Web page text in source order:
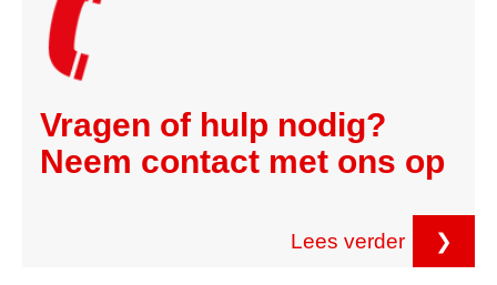
Vragen of hulp nodig?
Neem contact met ons op
Lees verder ❯